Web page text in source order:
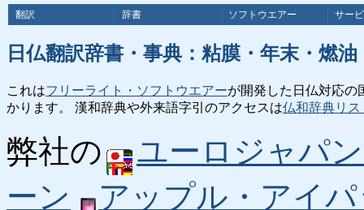
翻訳 辞書 ソフトウエアー サー
日仏翻訳辞書・事典：粘膜・年末・燃
これはフリーライト・ソフトウエアーが開発した日仏対応の
かります。 漢和辞典や外来語字引のアクセスは仏和辞典リス
弊社の
ユーロジャパ
ーン
アップル・アイ